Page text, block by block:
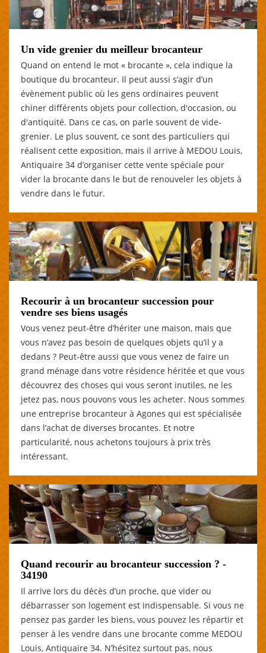
Un vide grenier du meilleur brocanteur
Quand on entend le mot « brocante », cela indique la
boutique du brocanteur. Il peut aussi s’agir d’un
évènement public où les gens ordinaires peuvent
chiner différents objets pour collection, d'occasion, ou
d'antiquité. Dans ce cas, on parle souvent de vide-
grenier. Le plus souvent, ce sont des particuliers qui
réalisent cette exposition, mais il arrive à MEDOU Louis,
Antiquaire 34 d’organiser cette vente spéciale pour
vider la brocante dans le but de renouveler les objets à
vendre dans le futur.
Recourir à un brocanteur succession pour
vendre ses biens usagés
Vous venez peut-être d’hériter une maison, mais que
vous n’avez pas besoin de quelques objets qu’il y a
dedans ? Peut-être aussi que vous venez de faire un
grand ménage dans votre résidence héritée et que vous
découvrez des choses qui vous seront inutiles, ne les
jetez pas, nous pouvons vous les acheter. Nous sommes
une entreprise brocanteur à Agones qui est spécialisée
dans l’achat de diverses brocantes. Et notre
particularité, nous achetons toujours à prix très
intéressant.
Quand recourir au brocanteur succession ? -
34190
Il arrive lors du décès d’un proche, que vider ou
débarrasser son logement est indispensable. Si vous ne
pensez pas garder les biens, vous pouvez les répartir et
penser à les vendre dans une brocante comme MEDOU
Louis, Antiquaire 34. N’hésitez surtout pas, nous